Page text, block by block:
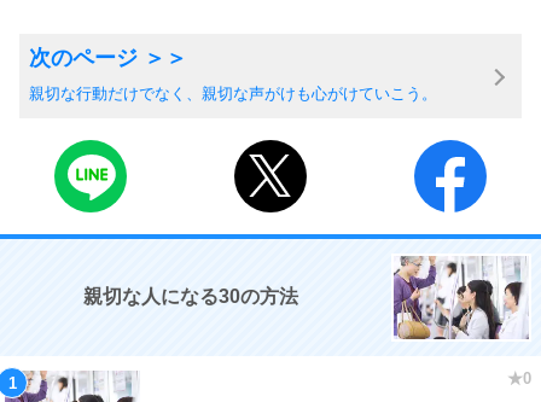
親切な行動だけでなく、親切な声がけも心がけていこう。
親切な人になる30の方法